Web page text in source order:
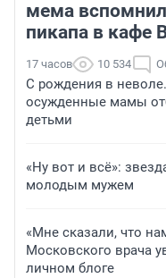
мема
пикапа в кафе
17 часов 10 534
С рождения в
осужденные мамы
детьми
«Ну вот и всё»:
молодым мужем
«Мне сказали, что
Московского врача
личном блоге